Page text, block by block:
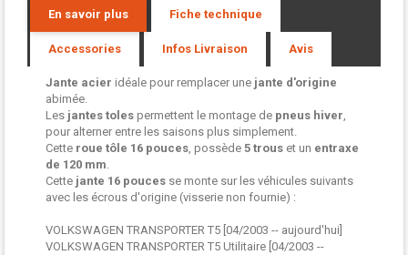
En savoir plus Fiche technique
Accessories Infos Livraison Avis
Jante acier idéale pour remplacer une jante d'origine
abimée.
Les jantes toles permettent le montage de pneus hiver,
pour alterner entre les saisons plus simplement.
Cette roue tôle 16 pouces, possède 5 trous et un entraxe
de 120 mm.
Cette jante 16 pouces se monte sur les véhicules suivants
avec les écrous d'origine (visserie non fournie) :
VOLKSWAGEN TRANSPORTER T5 [04/2003 -- aujourd'hui]
VOLKSWAGEN TRANSPORTER T5 Utilitaire [04/2003 --